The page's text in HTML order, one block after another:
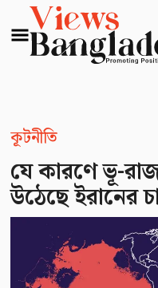
কূটনীতি
যে কারণে ভূ-
উঠেছে ইরানের